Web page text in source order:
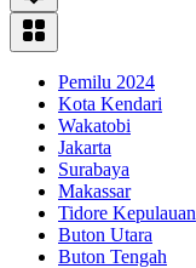
Pemilu 2024
Kota Kendari
Wakatobi
Jakarta
Surabaya
Makassar
Tidore Kepulauan
Buton Utara
Buton Tengah